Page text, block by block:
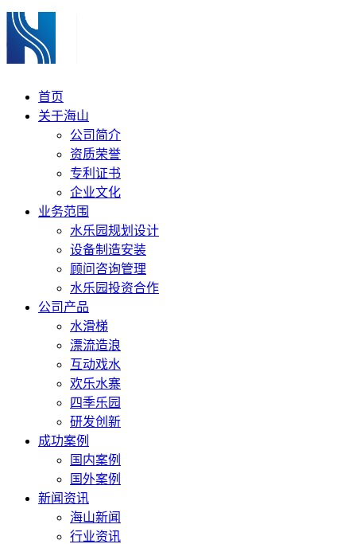
首页
关于海山
公司简介
资质荣誉
专利证书
企业文化
业务范围
水乐园规划设计
设备制造安装
顾问咨询管理
水乐园投资合作
公司产品
水滑梯
漂流造浪
互动戏水
欢乐水寨
四季乐园
研发创新
成功案例
国内案例
国外案例
新闻资讯
海山新闻
行业资讯